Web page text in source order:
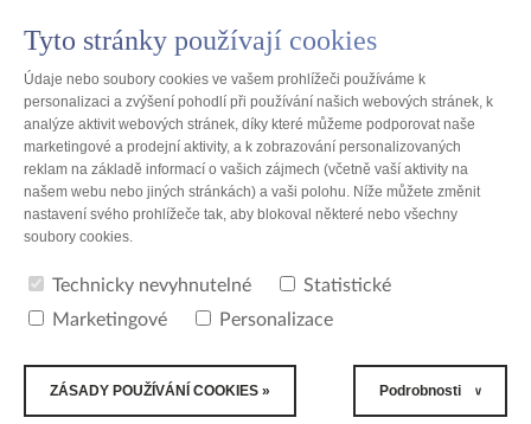
Tyto stránky používají cookies
Údaje nebo soubory cookies ve vašem prohlížeči používáme k
personalizaci a zvýšení pohodlí při používání našich webových stránek, k
analýze aktivit webových stránek, díky které můžeme podporovat naše
marketingové a prodejní aktivity, a k zobrazování personalizovaných
reklam na základě informací o vašich zájmech (včetně vaší aktivity na
našem webu nebo jiných stránkách) a vaši polohu. Níže můžete změnit
nastavení svého prohlížeče tak, aby blokoval některé nebo všechny
soubory cookies.
Technicky nevyhnutelné
Statistické
Marketingové
Personalizace
ZÁSADY POUŽÍVÁNÍ COOKIES » Podrobnosti
Počet nalezených míst: 1
Polsko